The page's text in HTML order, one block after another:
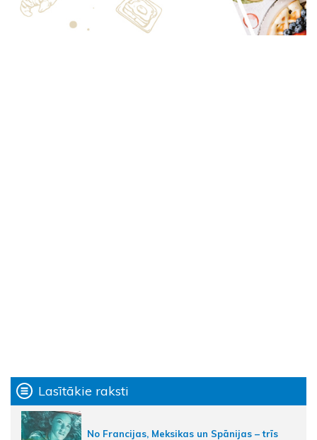
Lasītākie raksti
No Francijas, Meksikas un Spānijas – trīs